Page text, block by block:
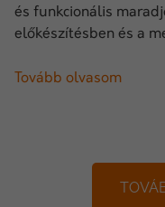
és funkcionális
előkészítésben és a
Tovább olvasom